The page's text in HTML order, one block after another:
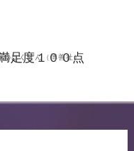
のはくぜん（博善社）
度１００点